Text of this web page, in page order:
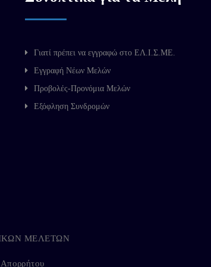
Γιατί πρέπει να εγγραφώ στο ΕΛ.Ι.Σ.ΜΕ.
Εγγραφή Νέων Μελών
Προβολές-Προνόμια Μελών
Εξόφληση Συνδρομών
ΜΕΛΕΤΩΝ
Απορρήτου